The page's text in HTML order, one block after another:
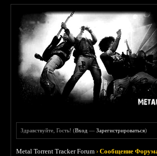
Здравствуйте, Гость! (Вход —Зарегистрироваться)
Metal Torrent Tracker Forum ›Сообщение